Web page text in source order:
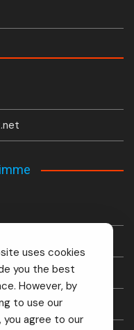
uses cookies
you the best
However, by
to use our
you agree to our